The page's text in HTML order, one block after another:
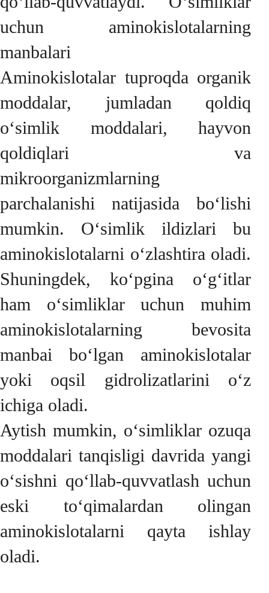
uchun aminokislotalarning
manbalari
Aminokislotalar tuproqda organik
moddalar, jumladan qoldiq
o‘simlik moddalari, hayvon
qoldiqlari va
mikroorganizmlarning
parchalanishi natijasida bo‘lishi
mumkin. O‘simlik ildizlari bu
aminokislotalarni o‘zlashtira oladi.
Shuningdek, ko‘pgina o‘g‘itlar
ham o‘simliklar uchun muhim
aminokislotalarning bevosita
manbai bo‘lgan aminokislotalar
yoki oqsil gidrolizatlarini o‘z
ichiga oladi.
Aytish mumkin, o‘simliklar ozuqa
moddalari tanqisligi davrida yangi
o‘sishni qo‘llab-quvvatlash uchun
eski to‘qimalardan olingan
aminokislotalarni qayta ishlay
oladi.